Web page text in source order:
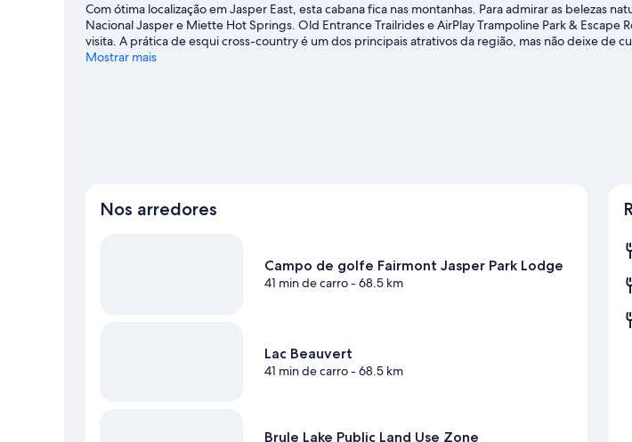
Com ótima localização em Jasper East, esta cabana fica nas montanhas. Para admirar as belezas
Nacional Jasper e Miette Hot Springs. Old Entrance Trailrides e AirPlay Trampoline Park & Escape
visita. A prática de esqui cross-country é um dos principais atrativos da região, mas não deixe de
patinação no gelo e passeios de trenó.
Mostrar mais
Nos arredores
Campo de golfe Fairmont Jasper Park Lodge
41 min de carro- 68.5 km
Lac Beauvert
41 min de carro- 68.5 km
Brule Lake Public Land Use Zone